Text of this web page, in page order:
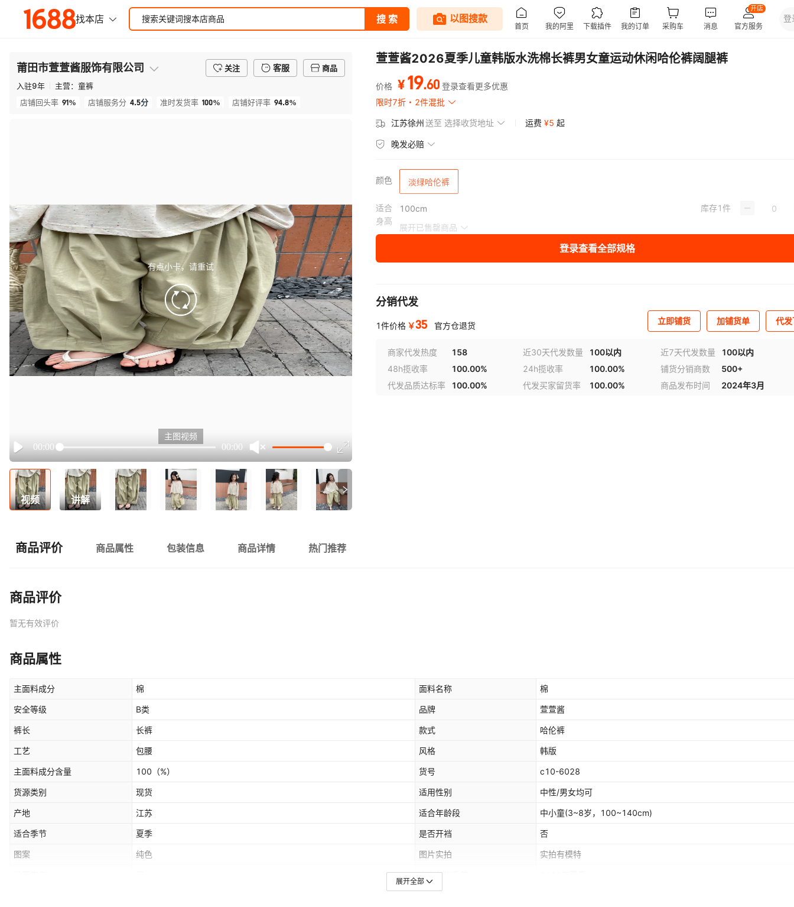
莆田市萱萱酱服饰有限公司 关注 客服
商品
入驻9年 主营： 童裤
店铺回头率 91% 店铺服务分 4.5分 准时发货率 100% 店铺好评率 94.8%
有点小卡，请重试
retry
Play
00:00 00:00
主图视频
视频 讲解
萱萱酱2026夏季儿童韩版水洗棉长裤男女童运动休闲哈伦裤阔腿裤
价格 ¥19.60 登录查看更多优惠
限时7折
2件混批
江苏徐州送至 选择收货地址 运费 ¥5 起
晚发必赔
颜色 淡绿哈伦裤
适合
身高
100cm 库存1件
展开已售罄商品
登录查看全部规格
分销代发
1件价格 ￥35 官方仓退货 立即铺货 加铺货单 代
商家代发热度 158 近30天代发数量 100以内 近7天代发数量
100以内
48h揽收率
100.00% 24h揽收率 100.00% 铺货分销商数
500+
代发品质达标率
100.00% 代发买家留货率 100.00% 商品发布时间 2024年3月
商品评价 商品属性 包装信息 商品详情 热门推荐
商品评价
暂无有效评价
商品属性
主面料成分 棉 面料名称 棉
安全等级 B类 品牌 萱萱酱
裤长 长裤 款式 哈伦裤
工艺 包腰 风格 韩版
主面料成分含量 100 （%） 货号 c10-6028
货源类别 现货 适用性别 中性/男女均可
产地 江苏 适合年龄段 中小童(3~8岁，100~140cm)
适合季节 夏季 是否开裆 否
图案 纯色 图片实拍 实拍有模特
上市年份季节
展开全部